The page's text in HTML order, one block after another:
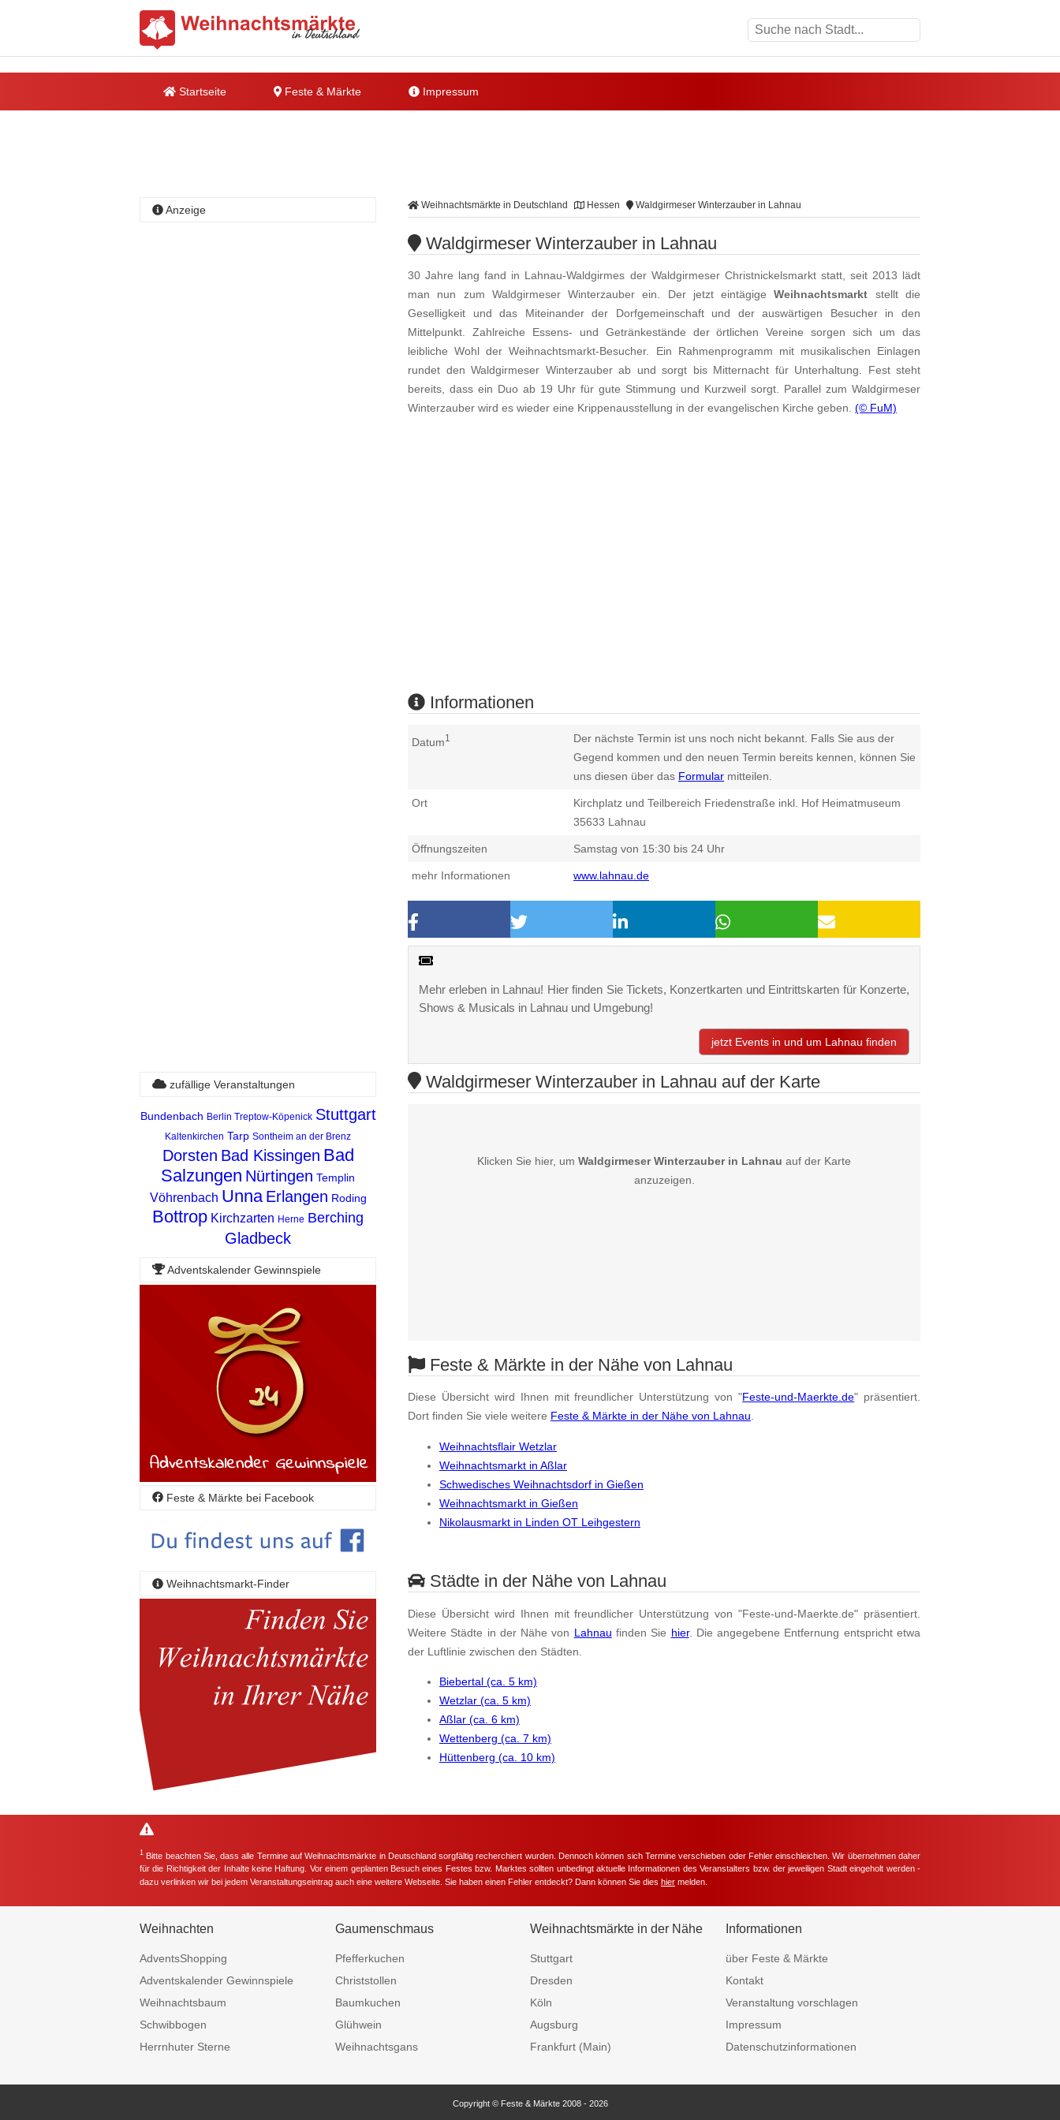
Startseite Feste & Märkte Impressum
Weihnachtsmärkte in Deutschland Hessen Waldgirmeser Winterzauber in Lahnau
Waldgirmeser Winterzauber in Lahnau
30 Jahre lang fand in Lahnau-Waldgirmes der Waldgirmeser Christnickelsmarkt statt, seit 2013 lädt
man nun zum Waldgirmeser Winterzauber ein. Der jetzt eintägigeWeihnachtsmarkt stellt die
Geselligkeit und das Miteinander der Dorfgemeinschaft und der auswärtigen Besucher in den
Mittelpunkt. Zahlreiche Essens- und Getränkestände der örtlichen Vereine sorgen sich um das
leibliche Wohl der Weihnachtsmarkt-Besucher. Ein Rahmenprogramm mit musikalischen Einlagen
rundet den Waldgirmeser Winterzauber ab und sorgt bis Mitternacht für Unterhaltung. Fest steht
bereits, dass ein Duo ab 19 Uhr für gute Stimmung und Kurzweil sorgt. Parallel zum Waldgirmeser
Winterzauber wird es wieder eine Krippenausstellung in der evangelischen Kirche geben. (© FuM)
Informationen
Datum1
Der nächste Termin ist uns noch nicht bekannt. Falls Sie aus der
Gegend kommen und den neuen Termin bereits kennen, können Sie
uns diesen über das Formular mitteilen.
Ort
Kirchplatz und Teilbereich Friedenstraße inkl. Hof Heimatmuseum
35633 Lahnau
Öffnungszeiten Samstag von 15:30 bis 24 Uhr
mehr Informationen www.lahnau.de
Mehr erleben in Lahnau! Hier finden Sie Tickets, Konzertkarten und Eintrittskarten für Konzerte,
Shows & Musicals in Lahnau und Umgebung!
jetzt Events in und um Lahnau finden
Anzeige
Waldgirmeser Winterzauber in Lahnau auf der Karte
Klicken Sie hier, um Waldgirmeser Winterzauber in Lahnau auf der Karte
anzuzeigen.
Feste & Märkte in der Nähe von Lahnau
Diese Übersicht wird Ihnen mit freundlicher Unterstützung von "Feste-und-Maerkte.de" präsentiert.
Dort finden Sie viele weitere Feste & Märkte in der Nähe von Lahnau.
Weihnachtsflair Wetzlar
Weihnachtsmarkt in Aßlar
Schwedisches Weihnachtsdorf in Gießen
Weihnachtsmarkt in Gießen
Nikolausmarkt in Linden OT Leihgestern
Städte in der Nähe von Lahnau
Diese Übersicht wird Ihnen mit freundlicher Unterstützung von "Feste-und-Maerkte.de" präsentiert.
Weitere Städte in der Nähe von Lahnau finden Sie hier. Die angegebene Entfernung entspricht etwa
der Luftlinie zwischen den Städten.
Biebertal (ca. 5 km)
Wetzlar (ca. 5 km)
Aßlar (ca. 6 km)
Wettenberg (ca. 7 km)
Hüttenberg (ca. 10 km)
zufällige Veranstaltungen
Bundenbach Berlin Treptow-Köpenick Stuttgart
Kaltenkirchen Tarp Sontheim an der Brenz
Dorsten Bad Kissingen Bad
Salzungen Nürtingen Templin
Vöhrenbach Unna Erlangen Roding
Bottrop Kirchzarten Herne Berching
Gladbeck
Adventskalender Gewinnspiele
Feste & Märkte bei Facebook
Weihnachtsmarkt-Finder
1 Bitte beachten Sie, dass alle Termine auf Weihnachtsmärkte in Deutschland sorgfältig recherchiert wurden. Dennoch können sich Termine verschieben oder Fehler einschleichen. Wir übernehmen daher
für die Richtigkeit der Inhalte keine Haftung. Vor einem geplanten Besuch eines Festes bzw. Marktes sollten unbedingt aktuelle Informationen des Veranstalters bzw. der jeweiligen Stadt eingeholt werden -
dazu verlinken wir bei jedem Veranstaltungseintrag auch eine weitere Webseite. Sie haben einen Fehler entdeckt? Dann können Sie dies hier melden.
Weihnachten
AdventsShopping
Adventskalender Gewinnspiele
Weihnachtsbaum
Schwibbogen
Herrnhuter Sterne
Gaumenschmaus
Pfefferkuchen
Christstollen
Baumkuchen
Glühwein
Weihnachtsgans
Weihnachtsmärkte in der Nähe
Stuttgart
Dresden
Köln
Augsburg
Frankfurt (Main)
Informationen
über Feste & Märkte
Kontakt
Veranstaltung vorschlagen
Impressum
Datenschutzinformationen
Copyright © Feste & Märkte 2008 - 2026